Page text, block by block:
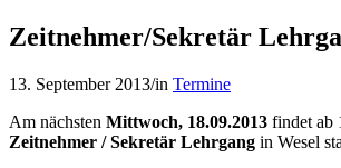
Zeitnehmer/Sekretär
13. September 2013/in Termine
Am nächsten Mittwoch, 18.09.2013 findet ab
Zeitnehmer / Sekretär Lehrgang in Wesel